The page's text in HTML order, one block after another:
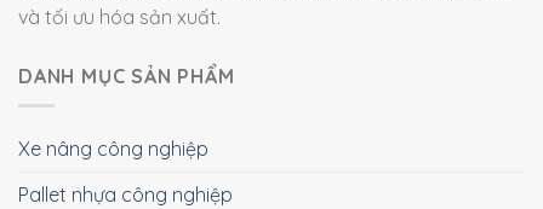
và tối ưu hóa sản xuất.
DANH MỤC SẢN PHẨM
Xe nâng công nghiệp
Pallet nhựa công nghiệp